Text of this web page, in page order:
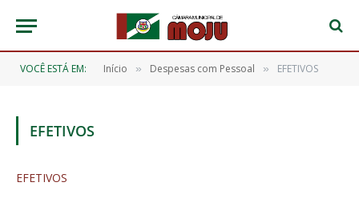
VOCÊ ESTÁ EM: Início » Despesas com Pessoal » EFETIVOS
EFETIVOS
EFETIVOS